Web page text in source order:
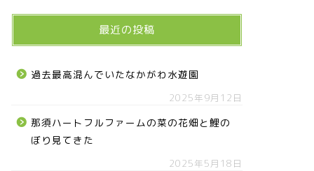
最近の投稿
過去最高混んでいたなかがわ水遊園
2025年9月12日
那須ハートフルファームの菜の花畑と鯉の
ぼり見てきた
2025年5月18日